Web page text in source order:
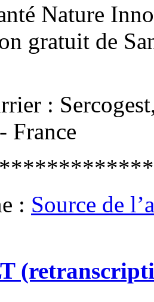
Nature
gratuit de
:
France
: Source de